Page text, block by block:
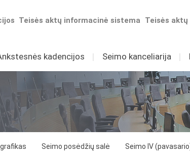
Teisės
Teisės aktų informacinė sistema
kadencijos I Seimo kanceliarija I
grafikas Seimo posėdžių salė Seimo IV